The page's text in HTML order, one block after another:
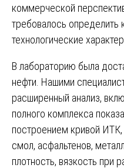
коммерческой
требовалось определить
технологические
В лабораторию была
нефти. Нашими
расширенный анализ,
полного комплекса
построением кривой
смол, асфальтенов,
плотность, вязкость при